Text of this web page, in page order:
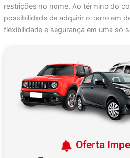
restrições no nome. Ao término do
possibilidade de adquirir o carro em
flexibilidade e segurança em uma só
Oferta